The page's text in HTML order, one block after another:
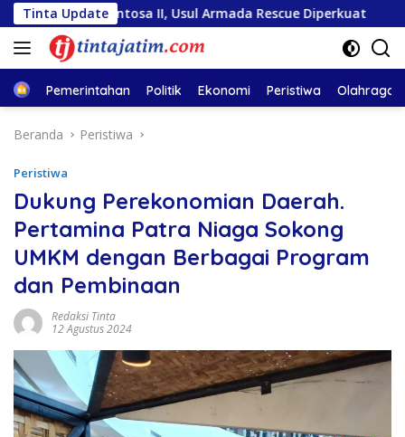
Langsung
ke
konten
Tinta Update
II, Usul Armada Rescue Diperkuat Sambut HUT RI
HomePemerintahan Politik Ekonomi Peristiwa Olahraga
Beranda Peristiwa
Peristiwa
Dukung Perekonomian Daerah.
Pertamina Patra Niaga Sokong
UMKM dengan Berbagai Program
dan Pembinaan
Redaksi Tinta
12 Agustus 2024